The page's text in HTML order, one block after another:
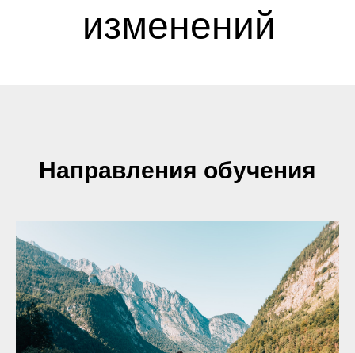
изменений
Направления обучения